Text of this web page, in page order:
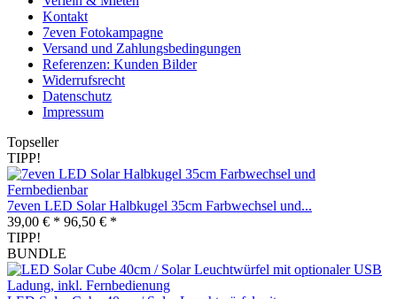
Kontakt
7even Fotokampagne
Versand und Zahlungsbedingungen
Referenzen: Kunden Bilder
Widerrufsrecht
Datenschutz
Impressum
Topseller
TIPP!
7even LED Solar Halbkugel 35cm Farbwechsel und...
39,00 € * 96,50 € *
TIPP!
BUNDLE